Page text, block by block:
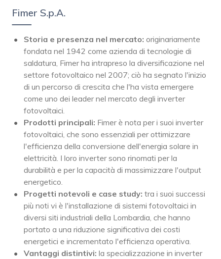
Fimer S.p.A.
Storia e presenza nel mercato: originariamente
fondata nel 1942 come azienda di tecnologie di
saldatura, Fimer ha intrapreso la diversificazione nel
settore fotovoltaico nel 2007; ciò ha segnato l'inizio
di un percorso di crescita che l'ha vista emergere
come uno dei leader nel mercato degli inverter
fotovoltaici.
Prodotti principali: Fimer è nota per i suoi inverter
fotovoltaici, che sono essenziali per ottimizzare
l'efficienza della conversione dell'energia solare in
elettricità. I loro inverter sono rinomati per la
durabilità e per la capacità di massimizzare l'output
energetico.
Progetti notevoli e case study: tra i suoi successi
più noti vi è l'installazione di sistemi fotovoltaici in
diversi siti industriali della Lombardia, che hanno
portato a una riduzione significativa dei costi
energetici e incrementato l'efficienza operativa.
Vantaggi distintivi: la specializzazione in inverter